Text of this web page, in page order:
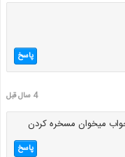
پاسخ
4 سال قبل
جواب میخوان مسخره کردن
پاسخ